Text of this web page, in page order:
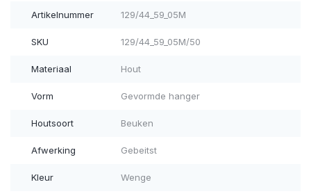
Artikelnummer 129/44_59_05M
SKU 129/44_59_05M/50
Materiaal Hout
Vorm Gevormde hanger
Houtsoort Beuken
Afwerking Gebeitst
Kleur Wenge